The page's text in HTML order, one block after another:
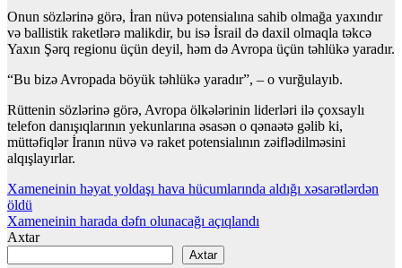
Onun sözlərinə görə, İran nüvə potensialına sahib olmağa yaxındır
və ballistik raketlərə malikdir, bu isə İsrail də daxil olmaqla təkcə
Yaxın Şərq regionu üçün deyil, həm də Avropa üçün təhlükə yaradır.
“Bu bizə Avropada böyük təhlükə yaradır”, – o vurğulayıb.
Rüttenin sözlərinə görə, Avropa ölkələrinin liderləri ilə çoxsaylı
telefon danışıqlarının yekunlarına əsasən o qənaətə gəlib ki,
müttəfiqlər İranın nüvə və raket potensialının zəiflədilməsini
alqışlayırlar.
Yazı
naviqasiyası
Xameneinin həyat yoldaşı hava hücumlarında aldığı xəsarətlərdən
öldü
Xameneinin harada dəfn olunacağı açıqlandı
Axtar
Axtar